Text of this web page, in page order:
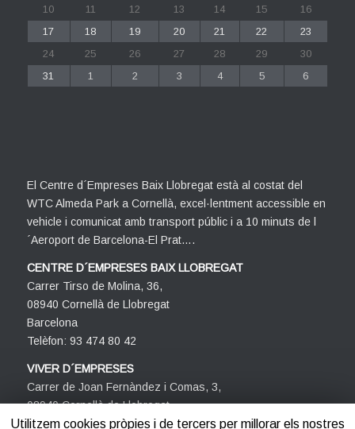
10
11 12 13 14 15
16
17
18 19 20 21 22
23
24
25 26 27 28 29
30
31
1 2 3 4 5 6
El Centre d´Empreses Baix Llobregat està al costat del
WTC Almeda Park a Cornellà, excel·lentment accessible en
vehicle i comunicat amb transport públic i a 10 minuts de l
´Aeroport de Barcelona-El Prat….
CENTRE D´EMPRESES BAIX LLOBREGAT
Carrer Tirso de Molina, 36,
08940 Cornellà de Llobregat
Barcelona
Telèfon: 93 474 80 42
VIVER D´EMPRESES
Carrer de Joan Fernàndez i Comas, 3,
08940 Cornellà de Llobregat
Barcelona
Utilitzem cookies pròpies i de tercers per millorar els nostres